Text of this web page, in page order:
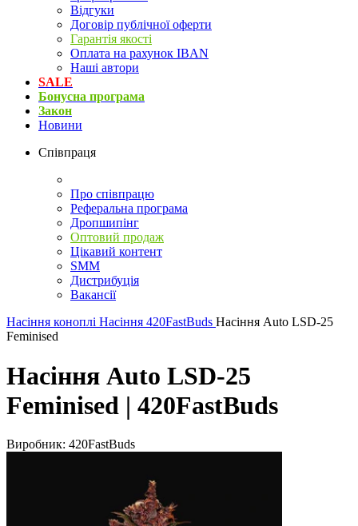
Відгуки
Договір публічної оферти
Гарантія якості
Оплата на рахунок IBAN
Наші автори
SALE
Бонусна програма
Закон
Новини
Співпраця
Про співпрацю
Реферальна програма
Дропшипінг
Оптовий продаж
Цікавий контент
SMM
Дистрибуція
Вакансії
Насіння коноплі Насіння 420FastBuds Насіння Auto LSD-25
Feminised
Насіння Auto LSD-25
Feminised | 420FastBuds
Виробник: 420FastBuds